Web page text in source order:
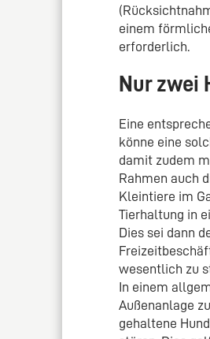
einem
erforderlich.
Nur zwei
Eine
könne eine
damit zudem
Rahmen auch
Kleintiere im
Tierhaltung in
Dies sei dann
wesentlich zu
In einem
Außenanlage
gehaltene